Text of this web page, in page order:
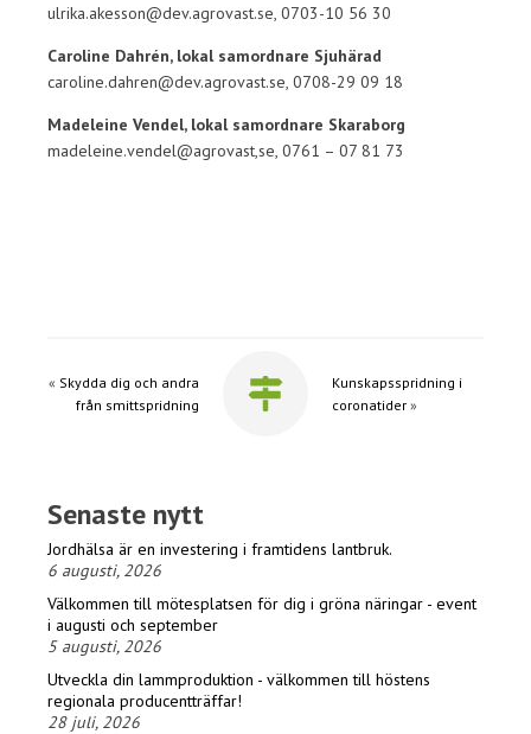
ulrika.akesson@dev.agrovast.se, 0703-10 56 30
Caroline Dahrén, lokal samordnare Sjuhärad
caroline.dahren@dev.agrovast.se, 0708-29 09 18
Madeleine Vendel, lokal samordnare Skaraborg
madeleine.vendel@agrovast,se, 0761 – 07 81 73
« Skydda dig och andra
från smittspridning
Kunskapsspridning i
coronatider »
Senaste nytt
Jordhälsa är en investering i framtidens lantbruk.
6 augusti, 2026
Välkommen till mötesplatsen för dig i gröna näringar - event
i augusti och september
5 augusti, 2026
Utveckla din lammproduktion - välkommen till höstens
regionala producentträffar!
28 juli, 2026